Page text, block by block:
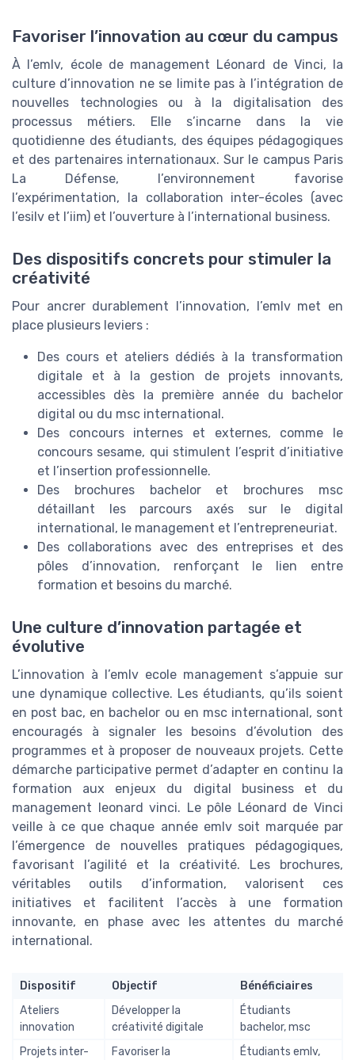
Favoriser l’innovation au cœur du campus
À l’emlv, école de management Léonard de Vinci, la
culture d’innovation ne se limite pas à l’intégration de
nouvelles technologies ou à la digitalisation des
processus métiers. Elle s’incarne dans la vie
quotidienne des étudiants, des équipes pédagogiques
et des partenaires internationaux. Sur le campus Paris
La Défense, l’environnement favorise
l’expérimentation, la collaboration inter-écoles (avec
l’esilv et l’iim) et l’ouverture à l’international business.
Des dispositifs concrets pour stimuler la
créativité
Pour ancrer durablement l’innovation, l’emlv met en
place plusieurs leviers :
Des cours et ateliers dédiés à la transformation
digitale et à la gestion de projets innovants,
accessibles dès la première année du bachelor
digital ou du msc international.
Des concours internes et externes, comme le
concours sesame, qui stimulent l’esprit d’initiative
et l’insertion professionnelle.
Des brochures bachelor et brochures msc
détaillant les parcours axés sur le digital
international, le management et l’entrepreneuriat.
Des collaborations avec des entreprises et des
pôles d’innovation, renforçant le lien entre
formation et besoins du marché.
Une culture d’innovation partagée et
évolutive
L’innovation à l’emlv ecole management s’appuie sur
une dynamique collective. Les étudiants, qu’ils soient
en post bac, en bachelor ou en msc international, sont
encouragés à signaler les besoins d’évolution des
programmes et à proposer de nouveaux projets. Cette
démarche participative permet d’adapter en continu la
formation aux enjeux du digital business et du
management leonard vinci. Le pôle Léonard de Vinci
veille à ce que chaque année emlv soit marquée par
l’émergence de nouvelles pratiques pédagogiques,
favorisant l’agilité et la créativité. Les brochures,
véritables outils d’information, valorisent ces
initiatives et facilitent l’accès à une formation
innovante, en phase avec les attentes du marché
international.
Dispositif Objectif
Bénéficiaires
Ateliers
innovation
Développer la
créativité digitale
Étudiants
bachelor, msc
Projets inter-
Favoriser la
Étudiants emlv,